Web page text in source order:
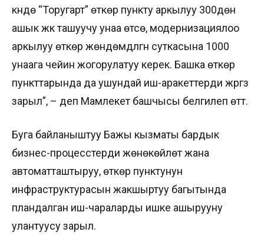
күндө “Торугарт” өткөрүү пункту аркылуу 300дөн
ашык жүк ташуучу унаа өтсө, модернизациялоо
аркылуу өткөрүү жөндөмдүүлүгүн суткасына 1000
унаага чейин жогорулатуу керек. Башка өткөрүү
пункттарында да ушундай иш-аракеттерди жүргүзүү
зарыл”, – деп Мамлекет башчысы белгилеп өттү.
Буга байланыштуу Бажы кызматы бардык
бизнес-процесстерди жөнөкөйлөтүү жана
автоматташтыруу, өткөрүү пунктунун
инфраструктурасын жакшыртуу багытында
пландалган иш-чараларды ишке ашырууну
улантуусу зарыл.